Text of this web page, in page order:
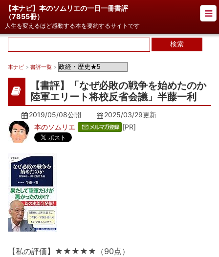
【本ナビ】本のソムリエの一日一冊書評
（7855冊）
人生を変えるほど感動する本を要約するサイトです
本ナビ > 書評一覧 >
【書評】「なぜ必敗の戦争を始めたのか
陸軍エリート将校反省会議」半藤一利
2019/05/08公開 2025/03/29更新
本のソムリエ
[PR]
【私の評価】★★★★★（90点）